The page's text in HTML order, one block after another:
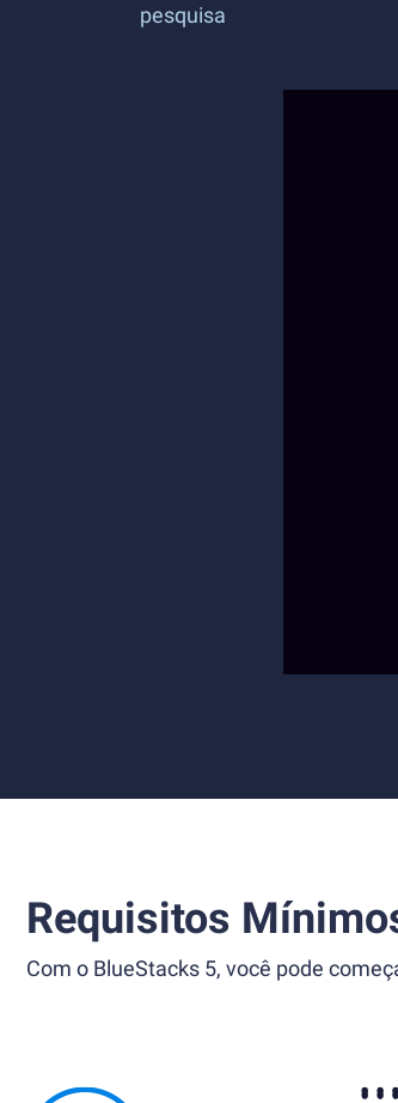
pesquisa
Requisitos
Com o BlueStacks 5, você pode